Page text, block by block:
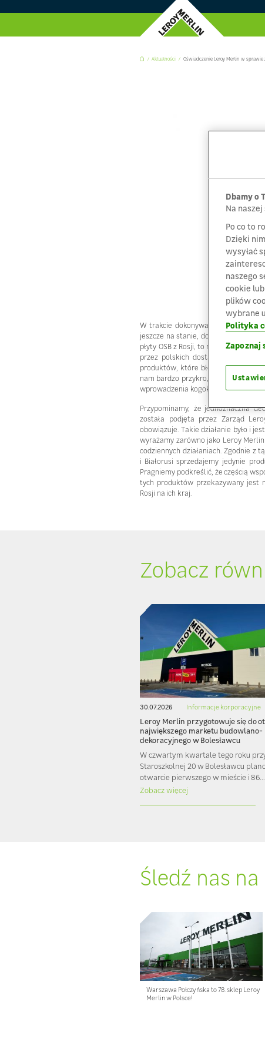
Aktualności Oświadczenie Leroy Merlin w
W trakcie dokonywania przeglądu
jeszcze na stanie, doszło do
płyty OSB z Rosji, to należy zmienić
przez polskich dostawców i co
produktów, które błędnie
nam bardzo przykro, że taka
wprowadzenia kogokolwiek w błąd.
Przypominamy, że jednoznaczna
została podjęta przez Zarząd
obowiązuje. Takie działanie było i
wyrażamy zarówno jako Leroy
codziennych działaniach. Zgodnie z
i Białorusi sprzedajemy jedynie
Pragniemy podkreślić, że częścią
tych produktów przekazywany jest
Rosji na ich kraj.
Zobacz
30.07.2026 Informacje korporacyjne
Leroy Merlin przygotowuje się do
największego marketu budowlano-
dekoracyjnego w Bolesławcu
W czwartym kwartale tego roku
Staroszkolnej 20 w Bolesławcu
otwarcie pierwszego w mieście i 86....
Zobacz więcej
Śledź nas
Warszawa Połczyńska to 78. sklep Leroy
Merlin w Polsce!
Dbamy o
Na
Po co to
Dzięki
wysyłać
naszego
cookie
plików
wybrane
Polityka
Zapoznaj